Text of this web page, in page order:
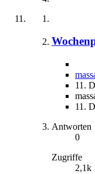
11.
11.
Antworten
0
Zugriffe
2,1k